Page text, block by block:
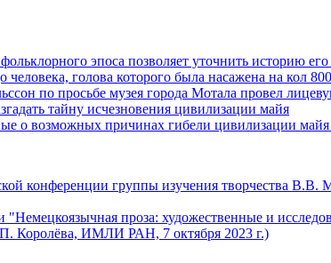
эпоса позволяет уточнить историю его
голова которого была насажена на кол
по просьбе музея города Мотала провел
тайну исчезновения цивилизации майя
о возможных причинах гибели цивилизации
конференции группы изучения творчества
проза: художественные и
Королёва, ИМЛИ РАН, 7 октября 2023 г.)